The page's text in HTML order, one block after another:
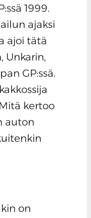
1999.
ajaksi
ajoi tätä
Unkarin,
GP:ssä.
kertoo
auton
on